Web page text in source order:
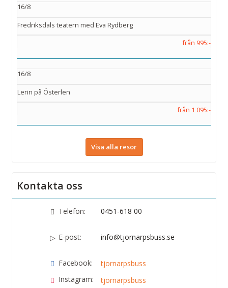
16/8
Fredriksdals teatern med Eva Rydberg
från 995:-
16/8
Lerin på Österlen
från 1 095:-
Visa alla resor
Kontakta oss
Telefon: 0451-618 00
E-post: info@tjornarpsbuss.se
Facebook:
tjornarpsbuss
Instagram:
tjornarpsbuss